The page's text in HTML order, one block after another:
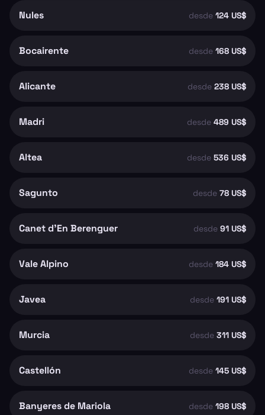
Nules desde 124 US$
Bocairente desde 168 US$
Alicante desde 238 US$
Madri desde 489 US$
Altea desde 536 US$
Sagunto desde 78 US$
Canet d'En Berenguer desde 91 US$
Vale Alpino desde 184 US$
Javea desde 191 US$
Murcia desde 311 US$
Castellón desde 145 US$
Banyeres de Mariola desde 198 US$